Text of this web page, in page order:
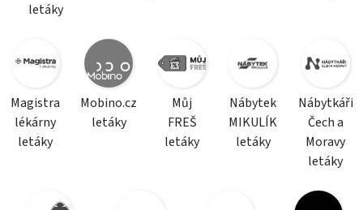
letáky
Magistra
lékárny
letáky
Mobino.cz
letáky
Můj
FREŠ
letáky
Nábytek
MIKULÍK
letáky
Nábytkáři
Čech a
Moravy
letáky